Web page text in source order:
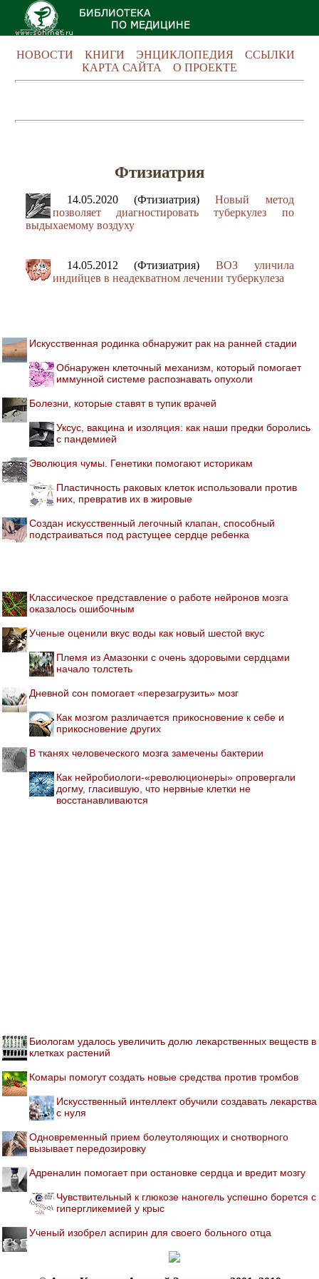
НОВОСТИ КНИГИ ЭНЦИКЛОПЕДИЯ
ССЫЛКИ
КАРТА САЙТА
О ПРОЕКТЕ
Фтизиатрия
14.05.2020 (Фтизиатрия)Новый метод
позволяет диагностировать туберкулез по
выдыхаемому воздуху
14.05.2012 (Фтизиатрия) ВОЗ уличила
индийцев в неадекватном лечении туберкулеза
Искусственная родинка обнаружит рак на ранней стадии
Обнаружен клеточный механизм, который помогает
иммунной системе распознавать опухоли
Болезни, которые ставят в тупик врачей
Уксус, вакцина и изоляция: как наши предки боролись
с пандемией
Эволюция чумы. Генетики помогают историкам
Пластичность раковых клеток использовали против
них, превратив их в жировые
Создан искусственный легочный клапан, способный
подстраиваться под растущее сердце ребенка
Классическое представление о работе нейронов мозга
оказалось ошибочным
Ученые оценили вкус воды как новый шестой вкус
Племя из Амазонки с очень здоровыми сердцами
начало толстеть
Дневной сон помогает «перезагрузить» мозг
Как мозгом различается прикосновение к себе и
прикосновение других
В тканях человеческого мозга замечены бактерии
Как нейробиологи-«революционеры» опровергали
догму, гласившую, что нервные клетки не
восстанавливаются
Биологам удалось увеличить долю лекарственных веществ в
клетках растений
Комары помогут создать новые средства против тромбов
Искусственный интеллект обучили создавать лекарства
с нуля
Одновременный прием болеутоляющих и снотворного
вызывает передозировку
Адреналин помогает при остановке сердца и вредит мозгу
Чувствительный к глюкозе наногель успешно борется с
гипергликемией у крыс
Ученый изобрел аспирин для своего больного отца